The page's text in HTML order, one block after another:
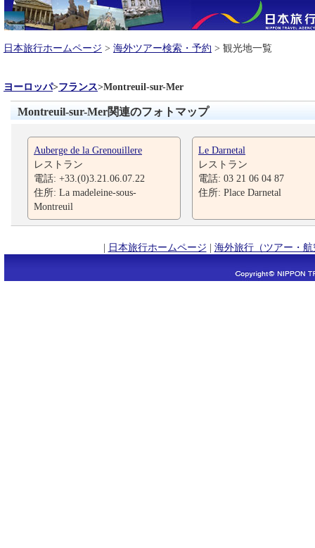
日本旅行ホームページ > 海外ツアー検索・予約 > 観光地一覧
ヨーロッパ>フランス>Montreuil-sur-Mer
Montreuil-sur-Mer関連のフォトマップ
Auberge de la Grenouillere
レストラン
電話: +33.(0)3.21.06.07.22
住所: La madeleine-sous-
Montreuil
Le Darnetal
レストラン
電話: 03 21 06 04 87
住所: Place Darnetal
| 日本旅行ホームページ | 海外旅行（ツアー・航